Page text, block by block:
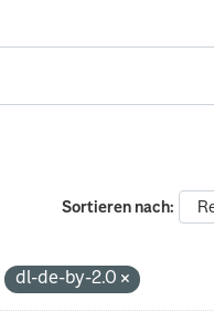
Sortieren nach
dl-de-by-2.0